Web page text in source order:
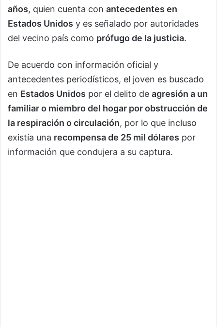
años, quien cuenta con antecedentes en
Estados Unidos y es señalado por autoridades
del vecino país como prófugo de la justicia.
De acuerdo con información oficial y
antecedentes periodísticos, el joven es buscado
en Estados Unidos por el delito de agresión a un
familiar o miembro del hogar por obstrucción de
la respiración o circulación, por lo que incluso
existía una recompensa de 25 mil dólares por
información que condujera a su captura.